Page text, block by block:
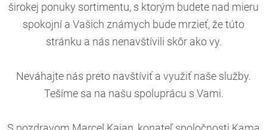
širokej ponuky sortimentu, s ktorým budete nad mieru
spokojní a Vašich známych bude mrzieť, že túto
stránku a nás nenavštívili skôr ako vy.
Neváhajte nás preto navštíviť a využiť naše služby.
Tešíme sa na našu spoluprácu s Vami.